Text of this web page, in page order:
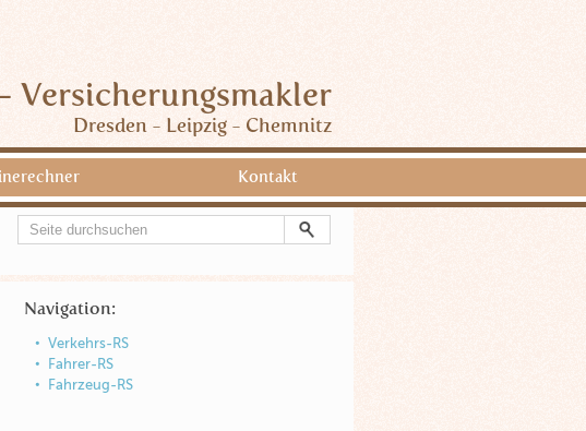
Versicherungsmakler
Dresden - Leipzig - Chemnitz
Kontakt
Navigation:
Verkehrs-RS
Fahrer-RS
Fahrzeug-RS